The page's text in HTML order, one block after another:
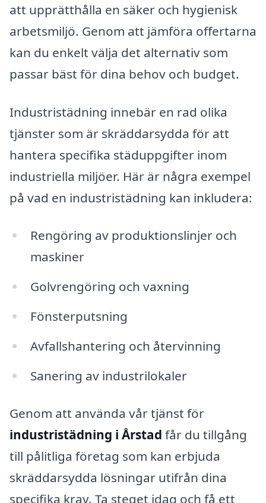
att upprätthålla en säker och hygienisk
arbetsmiljö. Genom att jämföra offertarna
kan du enkelt välja det alternativ som
passar bäst för dina behov och budget.
Industristädning innebär en rad olika
tjänster som är skräddarsydda för att
hantera specifika städuppgifter inom
industriella miljöer. Här är några exempel
på vad en industristädning kan inkludera:
Rengöring av produktionslinjer och
maskiner
Golvrengöring och vaxning
Fönsterputsning
Avfallshantering och återvinning
Sanering av industrilokaler
Genom att använda vår tjänst för
industristädning i Årstad får du tillgång
till pålitliga företag som kan erbjuda
skräddarsydda lösningar utifrån dina
specifika krav. Ta steget idag och få ett